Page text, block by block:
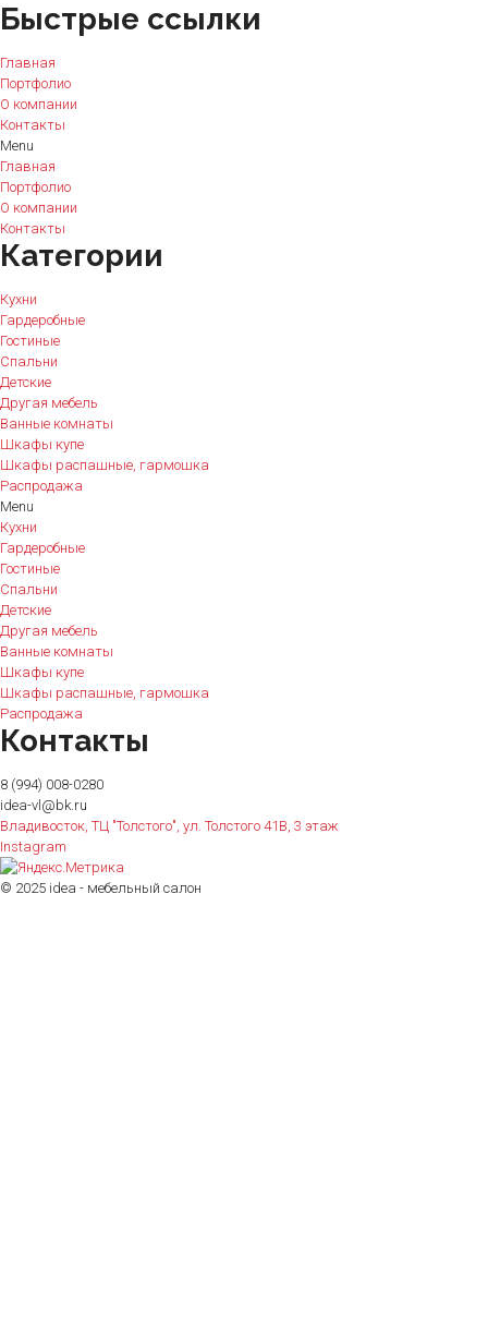
Быстрые ссылки
Главная
Портфолио
О компании
Контакты
Menu
Главная
Портфолио
О компании
Контакты
Категории
Кухни
Гардеробные
Гостиные
Спальни
Детские
Другая мебель
Ванные комнаты
Шкафы купе
Шкафы распашные, гармошка
Распродажа
Menu
Кухни
Гардеробные
Гостиные
Спальни
Детские
Другая мебель
Ванные комнаты
Шкафы купе
Шкафы распашные, гармошка
Распродажа
Контакты
8 (994) 008-0280
idea-vl@bk.ru
Владивосток, ТЦ "Толстого", ул. Толстого 41В, 3 этаж
Instagram
© 2025 idea - мебельный салон